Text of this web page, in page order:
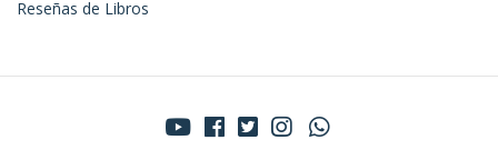
Reseñas de Libros